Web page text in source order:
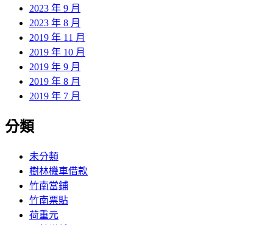
2023 年 9 月
2023 年 8 月
2019 年 11 月
2019 年 10 月
2019 年 9 月
2019 年 8 月
2019 年 7 月
分類
未分類
樹林機車借款
竹南當鋪
竹南票貼
荷重元